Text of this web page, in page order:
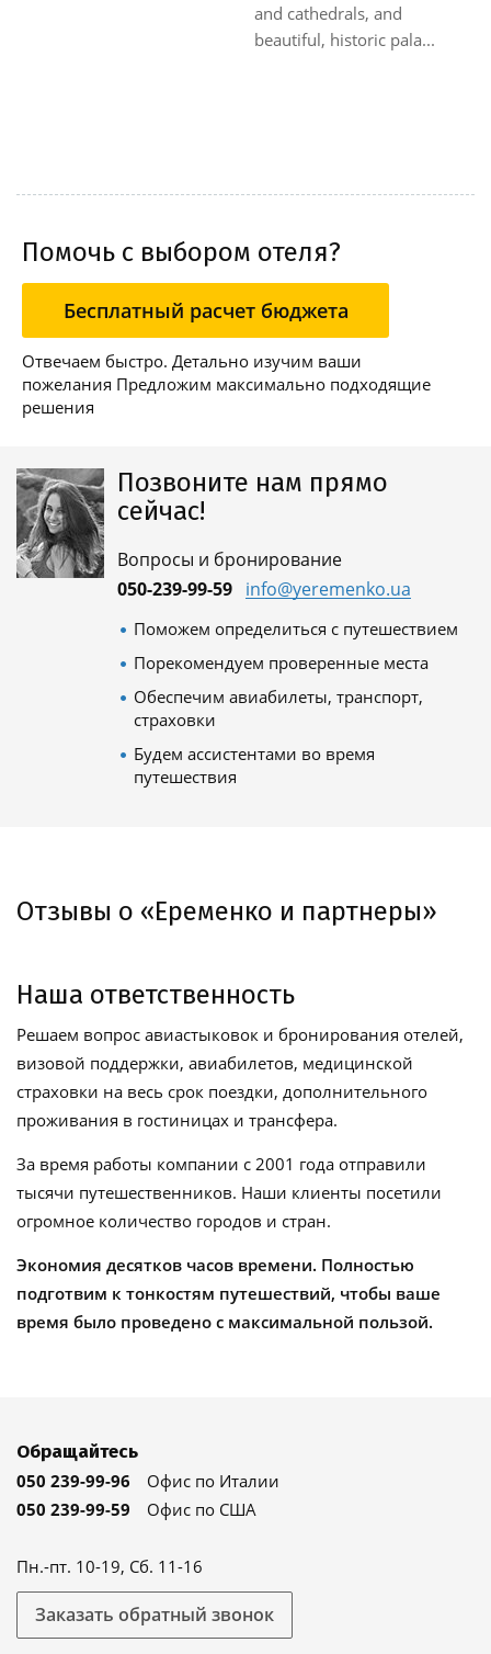
and cathedrals, and
beautiful, historic pala...
Помочь с выбором отеля?
Бесплатный расчет бюджета
Отвечаем быстро. Детально изучим ваши
пожелания Предложим максимально подходящие
решения
Позвоните нам прямо
сейчас!
Вопросы и бронирование
050-239-99-59 info@yeremenko.ua
Поможем определиться с путешествием
Порекомендуем проверенные места
Обеспечим авиабилеты, транспорт,
страховки
Будем ассистентами во время
путешествия
Отзывы о «Еременко и партнеры»
Наша ответственность
Решаем вопрос авиастыковок и бронирования отелей,
визовой поддержки, авиабилетов, медицинской
страховки на весь срок поездки, дополнительного
проживания в гостиницах и трансфера.
За время работы компании с 2001 года отправили
тысячи путешественников. Наши клиенты посетили
огромное количество городов и стран.
Экономия десятков часов времени. Полностью
подготвим к тонкостям путешествий, чтобы ваше
время было проведено с максимальной пользой.
Обращайтесь
050 239-99-96
Офис по Италии
050 239-99-59
Офис по США
Пн.-пт. 10-19, Сб. 11-16
Заказать обратный звонок